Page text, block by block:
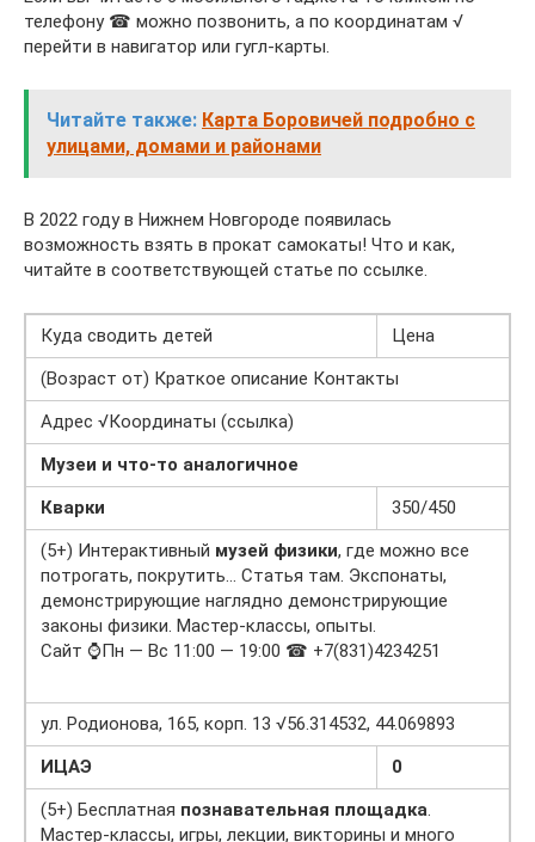
телефону ☎ можно позвонить, а по координатам √
перейти в навигатор или гугл-карты.
Читайте также: Карта Боровичей подробно с
улицами, домами и районами
В 2022 году в Нижнем Новгороде появилась
возможность взять в прокат самокаты! Что и как,
читайте в соответствующей статье по ссылке.
Куда сводить детей
Цена
(Возраст от) Краткое описание Контакты
Адрес √Координаты (ссылка)
Музеи и что-то аналогичное
Кварки
350/450
(5+) Интерактивный музей физики, где можно все
потрогать, покрутить… Статья там. Экспонаты,
демонстрирующие наглядно демонстрирующие
законы физики. Мастер-классы, опыты.
Сайт ⌚Пн — Вс 11:00 — 19:00 ☎ +7(831)4234251
ул. Родионова, 165, корп. 13 √56.314532, 44.069893
ИЦАЭ
0
(5+) Бесплатная познавательная площадка.
Мастер-классы, игры, лекции, викторины и много